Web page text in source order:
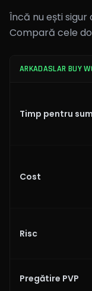
Încă nu ești
Compară cele
ARKADASLAR BUY
Timp pentru
Cost
Risc
Pregătire PVP